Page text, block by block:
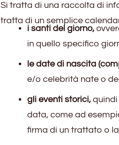
Si tratta di una raccolta di
tratta di un semplice
i santi del giorno,
in quello specifico
le date di nascita
e/o celebrità nate o
gli eventi storici, quindi
data, come ad
firma di un trattato o